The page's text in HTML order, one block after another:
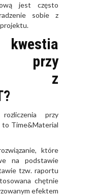
jest często
sobie z
przy
z
przy
Time&Material
które
na podstawie
tzw. raportu
chętnie
efektem